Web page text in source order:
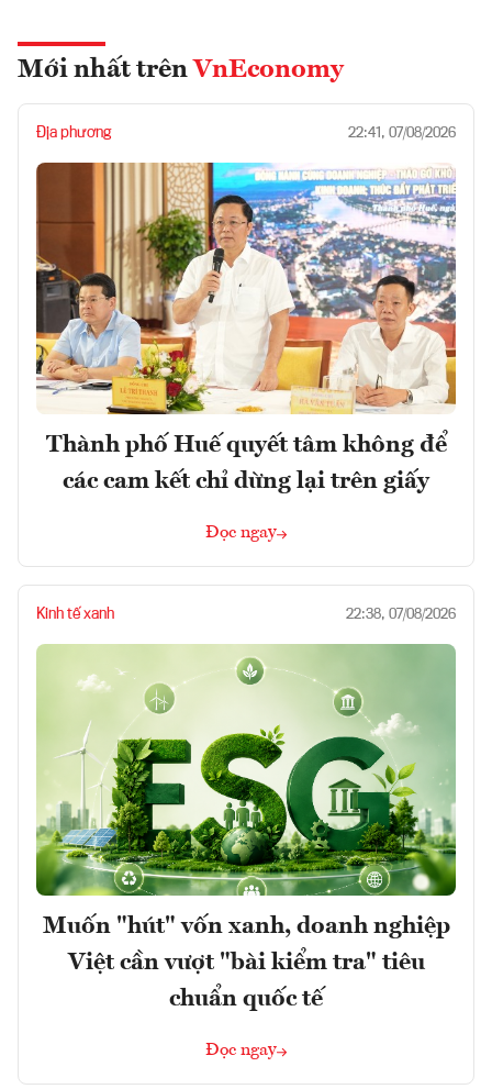
Mới nhất trên VnEconomy
Địa phương 22:41, 07/08/2026
Thành phố Huế quyết tâm không để
các cam kết chỉ dừng lại trên giấy
Đọc ngay
Kinh tế xanh 22:38, 07/08/2026
Muốn "hút" vốn xanh, doanh nghiệp
Việt cần vượt "bài kiểm tra" tiêu
chuẩn quốc tế
Đọc ngay